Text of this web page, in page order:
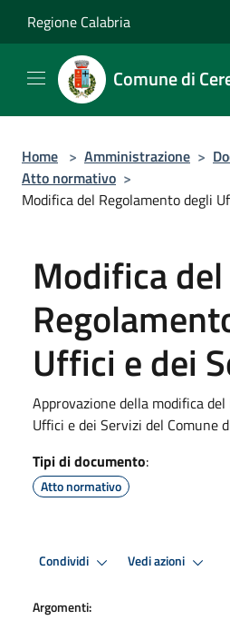
Regione Calabria
Comune di
Home > Amministrazione >
Atto normativo >
Modifica del Regolamento degli
Modifica del
Uffici e dei
Approvazione della modifica
Uffici e dei Servizi del Comune
Tipi di documento:
Atto normativo
Condividi Vedi azioni
Argomenti: